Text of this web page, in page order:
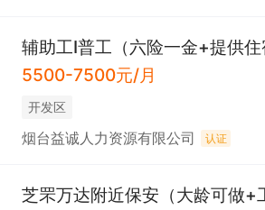
5500-7500元/月
开发区
烟台益诚人力资源有限公司 认证
芝罘万达附近保安（大龄可做+